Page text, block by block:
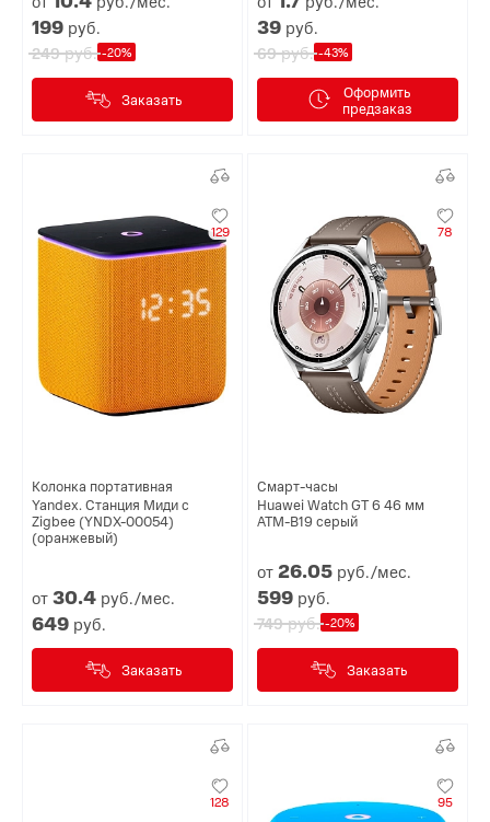
199 руб.
249руб. -20%
Заказать
39 руб.
69руб. -43%
Оформить
предзаказ
129
Колонка портативная
Yandex. Станция Миди с
Zigbee (YNDX-00054)
(оранжевый)
от30.4 руб./мес.
649 руб.
Заказать
78
Смарт-часы
Huawei Watch GT 6 46 мм
ATM-B19 серый
от26.05 руб./мес.
599 руб.
749руб. -20%
Заказать
128 95